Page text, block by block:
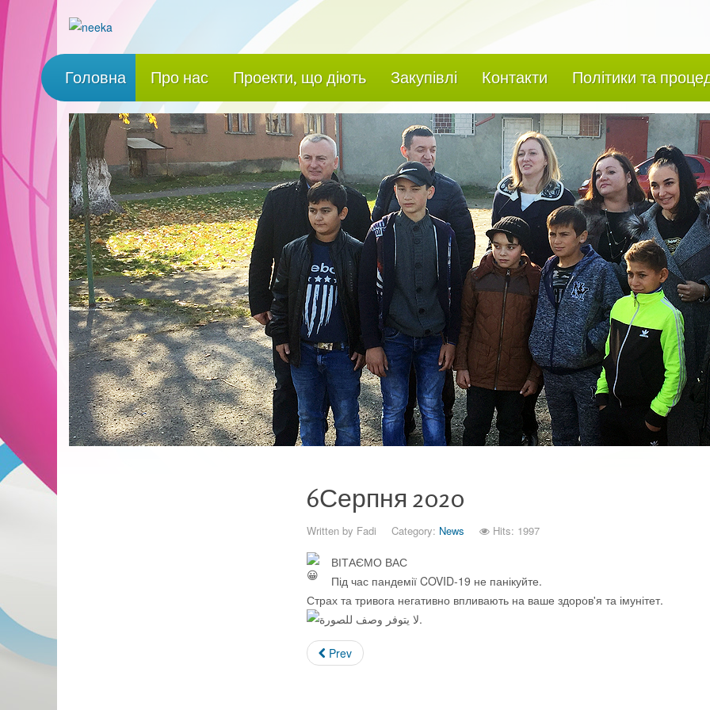
Головна Про нас Проекти, що діють Закупівлі Контакти Політики та
Ромское население
6Серпня 2020
Written by Fadi Category: News Hits: 1997
ВІТАЄМО ВАС
Під час пандемії COVID-19 не панікуйте.
Страх та тривога негативно впливають на ваше здоров'я та імунітет.
Prev